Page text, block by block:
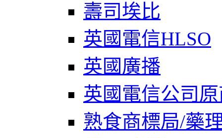
壽司埃比
英國電信HLSO
英國廣播
英國電信公司
熟食商標局/藥